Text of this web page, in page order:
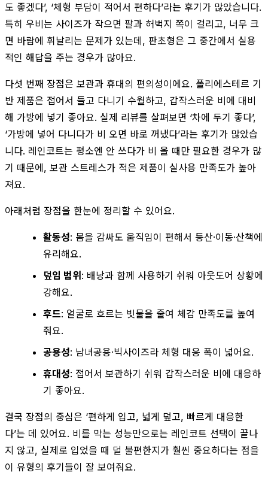
도 좋겠다’, ‘체형 부담이 적어서 편하다’라는 후기가 많았습니다.
특히 우비는 사이즈가 작으면 팔과 허벅지 쪽이 걸리고, 너무 크
면 바람에 휘날리는 문제가 있는데, 판초형은 그 중간에서 실용
적인 해답을 주는 경우가 많아요.
다섯 번째 장점은 보관과 휴대의 편의성이에요. 폴리에스테르 기
반 제품은 접어서 들고 다니기 수월하고, 갑작스러운 비에 대비
해 가방에 넣기 좋아요. 실제 리뷰를 살펴보면 ‘차에 두기 좋다’,
‘가방에 넣어 다니다가 비 오면 바로 꺼냈다’라는 후기가 많았습
니다. 레인코트는 평소엔 안 쓰다가 비 올 때만 필요한 경우가 많
기 때문에, 보관 스트레스가 적은 제품이 실사용 만족도가 높아
져요.
아래처럼 장점을 한눈에 정리할 수 있어요.
활동성: 몸을 감싸도 움직임이 편해서 등산·이동·산책에
유리해요.
덮임 범위: 배낭과 함께 사용하기 쉬워 아웃도어 상황에
강해요.
후드: 얼굴로 흐르는 빗물을 줄여 체감 만족도를 높여
줘요.
공용성: 남녀공용·빅사이즈라 체형 대응 폭이 넓어요.
휴대성: 접어서 보관하기 쉬워 갑작스러운 비에 대응하
기 좋아요.
결국 장점의 중심은 ‘편하게 입고, 넓게 덮고, 빠르게 대응한
다’는 데 있어요. 비를 막는 성능만으로는 레인코트 선택이 끝나
지 않고, 실제로 입었을 때 덜 불편한지가 훨씬 중요하다는 점을
이 유형의 후기들이 잘 보여줘요.